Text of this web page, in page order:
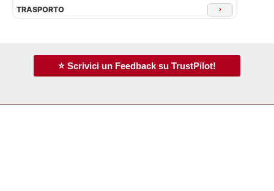
TRASPORTO ›
⭐ Scrivici un Feedback su TrustPilot!